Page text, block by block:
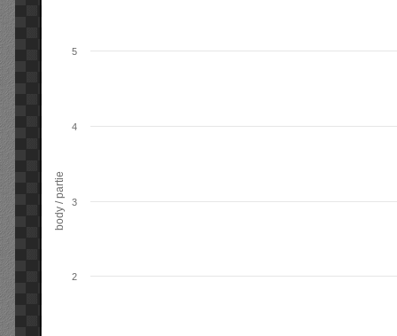
body / partie
2
3
4
5